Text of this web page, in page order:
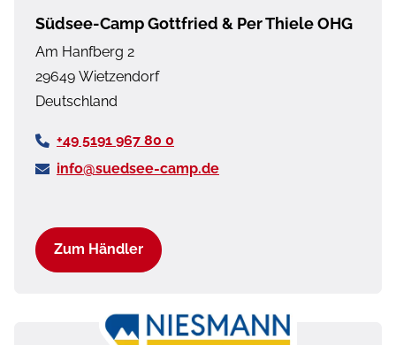
Südsee-Camp Gottfried & Per Thiele OHG
Am Hanfberg 2
29649 Wietzendorf
Deutschland
+49 5191 967 80 0
info@suedsee-camp.de
Zum Händler